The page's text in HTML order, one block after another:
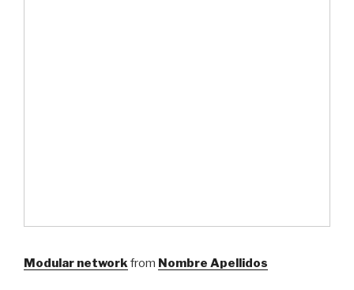
Modular networkfrom Nombre Apellidos